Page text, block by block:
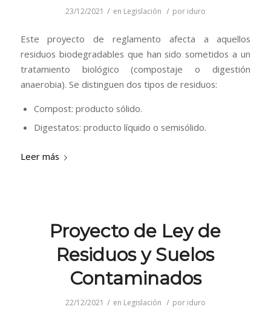
23/12/2021 / en Legislación / por iduro
Este proyecto de reglamento afecta a aquellos
residuos biodegradables que han sido sometidos a un
tratamiento biológico (compostaje o digestión
anaerobia). Se distinguen dos tipos de residuos:
Compost: producto sólido.
Digestatos: producto líquido o semisólido.
Leer más
Proyecto de Ley de
Residuos y Suelos
Contaminados
22/12/2021 / en Legislación / por iduro